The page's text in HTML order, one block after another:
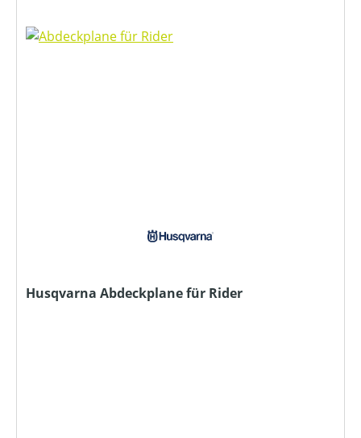
Husqvarna Abdeckplane für Rider